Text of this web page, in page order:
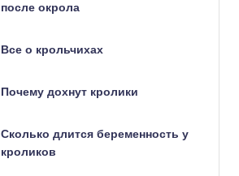
после окрола
Все о крольчихах
Почему дохнут кролики
Сколько длится беременность у
кроликов